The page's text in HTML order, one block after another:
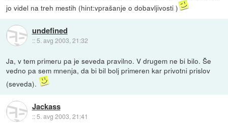
jo videl na treh mestih (hint:vprašanje o dobavljivosti )
undefined
:: 5. avg 2003, 21:32
Ja, v tem primeru pa je seveda pravilno. V drugem ne bi bilo. Še
vedno pa sem mnenja, da bi bil bolj primeren kar privotni prislov
(seveda).
Jackass
::5. avg 2003, 21:41